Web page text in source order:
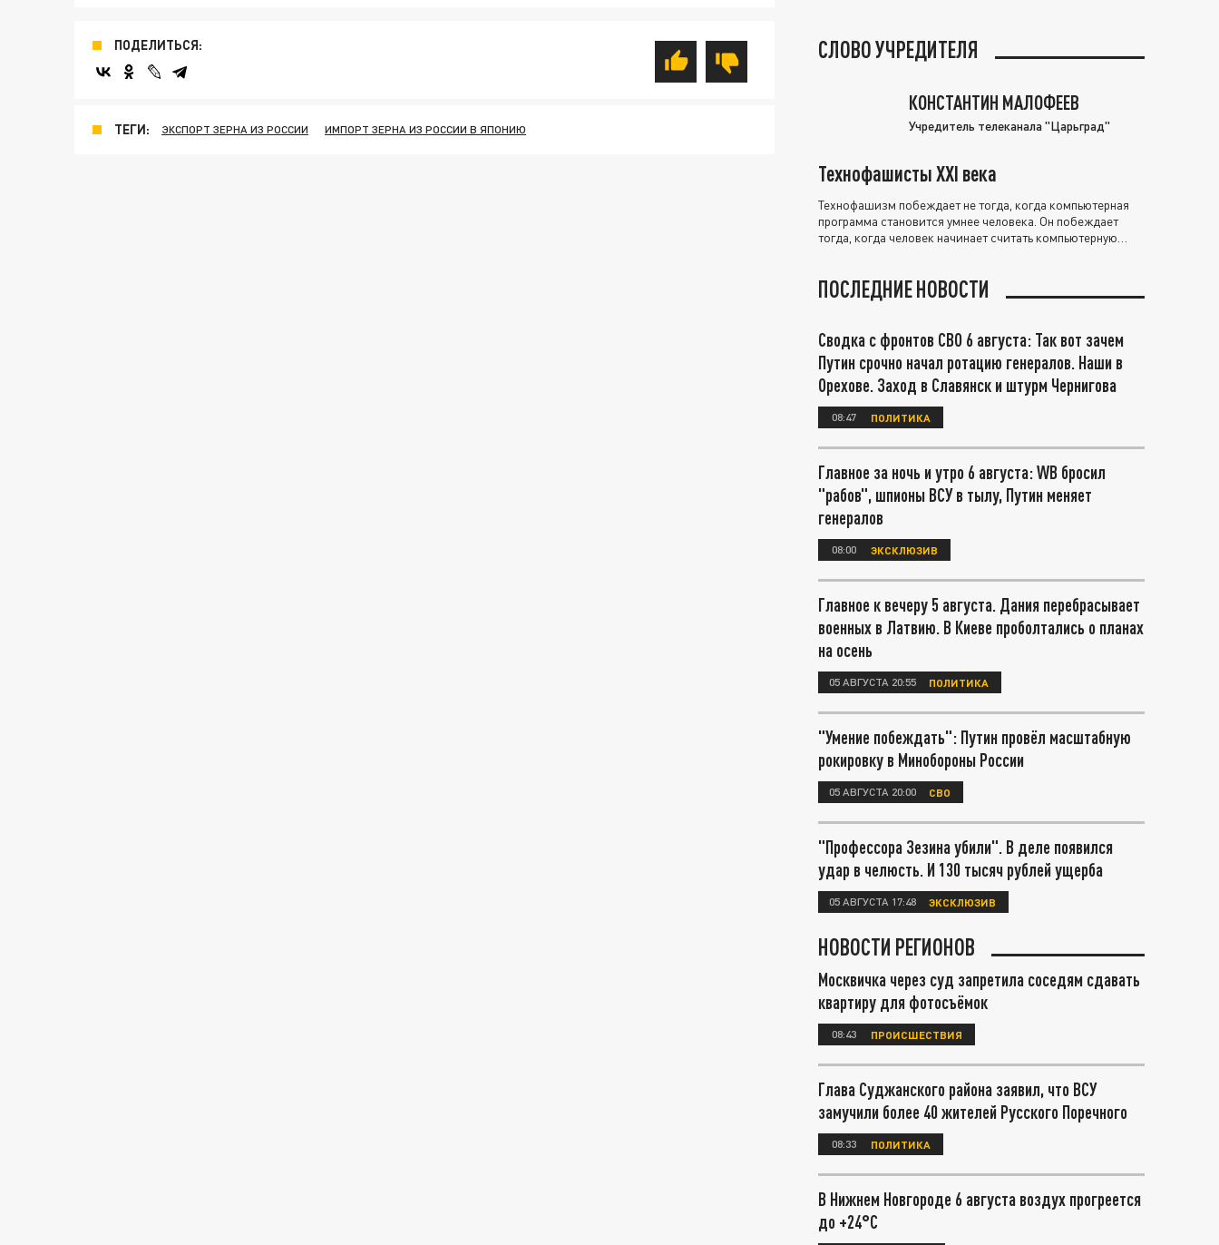
ПОДЕЛИТЬСЯ:
ТЕГИ: ЭКСПОРТ ЗЕРНА ИЗ РОССИИ ИМПОРТ ЗЕРНА ИЗ РОССИИ В ЯПОНИЮ
СЛОВО УЧРЕДИТЕЛЯ
КОНСТАНТИН МАЛОФЕЕВ
Учредитель телеканала "Царьград"
Технофашисты XXI века
Технофашизм побеждает не тогда, когда компьютерная
программа становится умнее человека. Он побеждает
тогда, когда человек начинает считать компьютерную
ПОСЛЕДНИЕ НОВОСТИ
Сводка с фронтов СВО 6 августа: Так вот зачем
Путин срочно начал ротацию генералов. Наши в
Орехове. Заход в Славянск и штурм Чернигова
08:47 ПОЛИТИКА
Главное за ночь и утро 6 августа: WB бросил
"рабов", шпионы ВСУ в тылу, Путин меняет
генералов
08:00 ЭКСКЛЮЗИВ
Главное к вечеру 5 августа. Дания перебрасывает
военных в Латвию. В Киеве проболтались о планах
на осень
05 АВГУСТА 20:55 ПОЛИТИКА
"Умение побеждать": Путин провёл масштабную
рокировку в Минобороны России
05 АВГУСТА 20:00 СВО
"Профессора Зезина убили". В деле появился
удар в челюсть. И 130 тысяч рублей ущерба
05 АВГУСТА 17:48 ЭКСКЛЮЗИВ
НОВОСТИ РЕГИОНОВ
Москвичка через суд запретила соседям сдавать
квартиру для фотосъёмок
08:43 ПРОИСШЕСТВИЯ
Глава Суджанского района заявил, что ВСУ
замучили более 40 жителей Русского Поречного
08:33 ПОЛИТИКА
В Нижнем Новгороде 6 августа воздух прогреется
до +24°С